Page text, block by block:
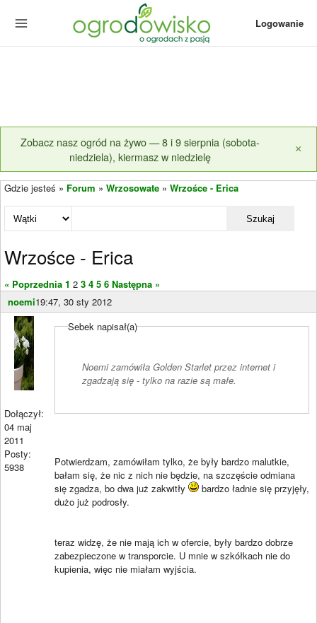
Logowanie
Zobacz nasz ogród na żywo — 8 i 9 sierpnia (sobota-
niedziela), kiermasz w niedzielę
×
Gdzie jesteś » Forum » Wrzosowate » Wrzośce - Erica
Szukaj
Wrzośce - Erica
« Poprzednia 1 2 3 4 5 6 Następna »
noemi19:47, 30 sty 2012
Dołączył:
04 maj
2011
Posty:
5938
Sebek napisał(a)
Noemi zamówiła Golden Starlet przez internet i
zgadzają się - tylko na razie są małe.
Potwierdzam, zamówiłam tylko, że były bardzo malutkie,
bałam się, że nic z nich nie będzie, na szczęście odmiana
się zgadza, bo dwa już zakwitły
bardzo ładnie się przyjęły,
dużo już podrosły.
teraz widzę, że nie mają ich w ofercie, były bardzo dobrze
zabezpieczone w transporcie. U mnie w szkółkach nie do
kupienia, więc nie miałam wyjścia.